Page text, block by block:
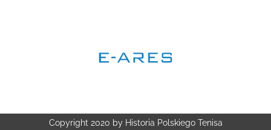
Copyright 2020 by Historia Polskiego Tenisa